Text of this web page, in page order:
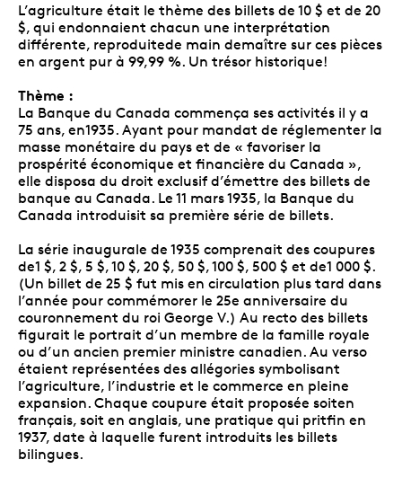
L’agriculture était le thème des billets de 10 $ et de 20
$, qui endonnaient chacun une interprétation
différente, reproduitede main demaître sur ces pièces
en argent pur à 99,99 %. Un trésor historique!
Thème :
La Banque du Canada commença ses activités il y a
75 ans, en1935. Ayant pour mandat de réglementer la
masse monétaire du pays et de « favoriser la
prospérité économique et financière du Canada »,
elle disposa du droit exclusif d’émettre des billets de
banque au Canada. Le 11 mars 1935, la Banque du
Canada introduisit sa première série de billets.
La série inaugurale de 1935 comprenait des coupures
de1 $, 2 $, 5 $, 10 $, 20 $, 50 $, 100 $, 500 $ et de1 000 $.
(Un billet de 25 $ fut mis en circulation plus tard dans
l’année pour commémorer le 25e anniversaire du
couronnement du roi George V.) Au recto des billets
figurait le portrait d’un membre de la famille royale
ou d’un ancien premier ministre canadien. Au verso
étaient représentées des allégories symbolisant
l’agriculture, l’industrie et le commerce en pleine
expansion. Chaque coupure était proposée soiten
français, soit en anglais, une pratique qui pritfin en
1937, date à laquelle furent introduits les billets
bilingues.